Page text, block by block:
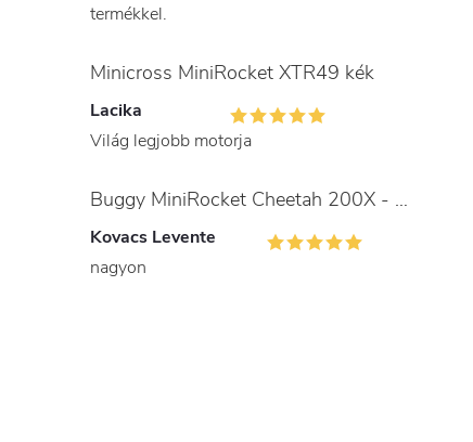
termékkel.
Minicross MiniRocket XTR49 kék
Lacika
Világ legjobb motorja
Buggy MiniRocket Cheetah 200X - gyerekeknek és felnőtteknek
Kovacs Levente
nagyon